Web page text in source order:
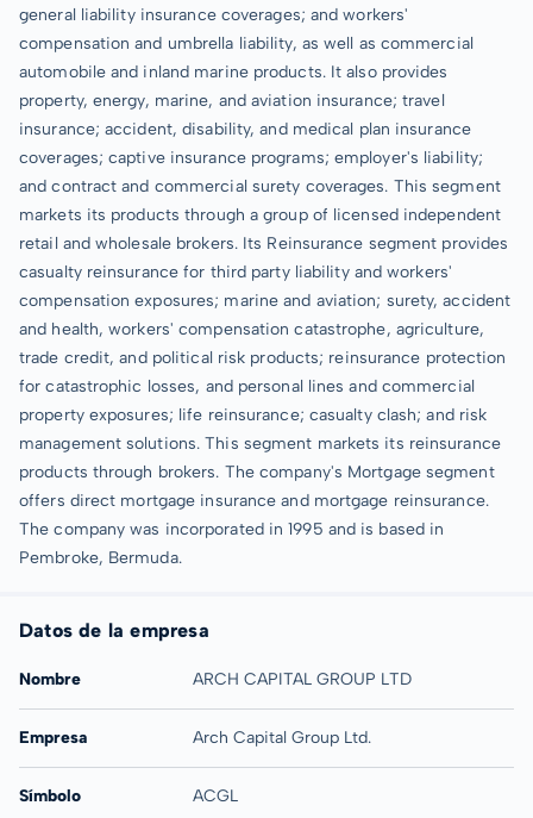
general liability insurance coverages; and workers'
compensation and umbrella liability, as well as commercial
automobile and inland marine products. It also provides
property, energy, marine, and aviation insurance; travel
insurance; accident, disability, and medical plan insurance
coverages; captive insurance programs; employer's liability;
and contract and commercial surety coverages. This segment
markets its products through a group of licensed independent
retail and wholesale brokers. Its Reinsurance segment provides
casualty reinsurance for third party liability and workers'
compensation exposures; marine and aviation; surety, accident
and health, workers' compensation catastrophe, agriculture,
trade credit, and political risk products; reinsurance protection
for catastrophic losses, and personal lines and commercial
property exposures; life reinsurance; casualty clash; and risk
management solutions. This segment markets its reinsurance
products through brokers. The company's Mortgage segment
offers direct mortgage insurance and mortgage reinsurance.
The company was incorporated in 1995 and is based in
Pembroke, Bermuda.
Datos de la empresa
Nombre ARCH CAPITAL GROUP LTD
Empresa Arch Capital Group Ltd.
Símbolo ACGL